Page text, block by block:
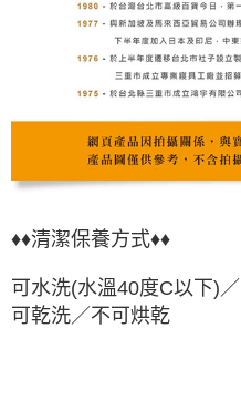
♦♦清潔保養方式♦♦
可水洗(水溫40度C以下)
可乾洗／不可烘乾